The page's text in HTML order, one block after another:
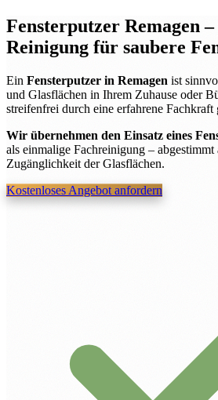
Fensterputzer Remagen
Reinigung für saubere
Ein Fensterputzer in Remagen ist
und Glasflächen in Ihrem Zuhause oder
streifenfrei durch eine erfahrene
Wir übernehmen den Einsatz eines
als einmalige Fachreinigung –
Zugänglichkeit der Glasflächen.
Kostenloses Angebot anfordern